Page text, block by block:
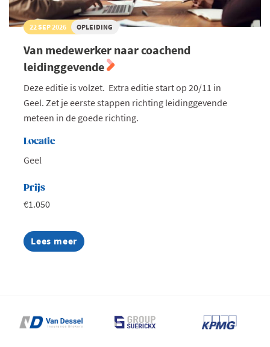
22 SEP 2026 OPLEIDING
Van medewerker naar coachend
leidinggevende
Deze editie is volzet. Extra editie start op 20/11 in
Geel. Zet je eerste stappen richting leidinggevende
meteen in de goede richting.
Locatie
Geel
Prijs
€1.050
Lees meer
about
Van